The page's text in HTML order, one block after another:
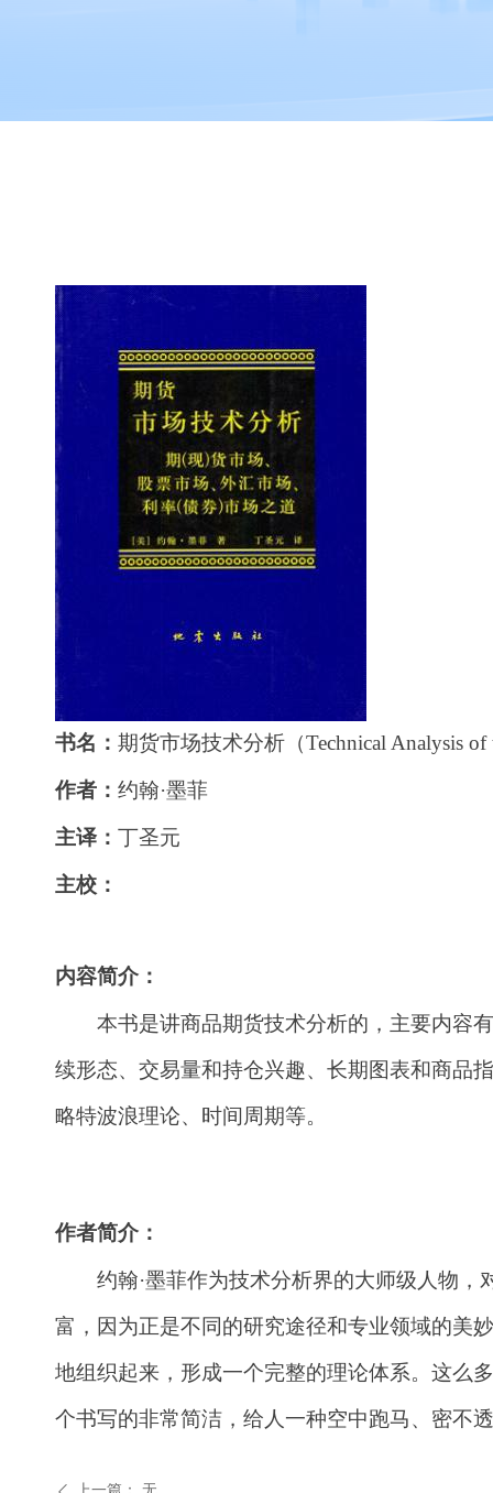
书名： 期货市场技术分析 （Technical Analysis
作者： 约翰·墨菲
主译： 丁圣元
主校：
内容简介：
本书是讲商品期货技术分析的，主要内容有
续形态、交易量和持仓兴趣、长期图表和商品
略特波浪理论、时间周期等。
作者简介：
约翰·墨菲作为技术分析界的大师级人物，
富，因为正是不同的研究途径和专业领域的美
地组织起来，形成一个完整的理论体系。这么
个书写的非常简洁，给人一种空中跑马、密不